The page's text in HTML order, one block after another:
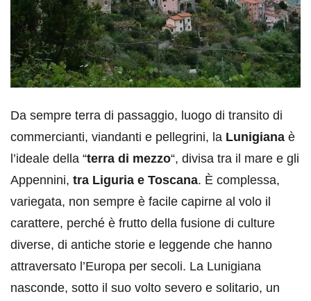
Da sempre terra di passaggio, luogo di transito di
commercianti, viandanti e pellegrini, la Lunigiana è
l’ideale della “terra di mezzo“, divisa tra il mare e gli
Appennini, tra Liguria e Toscana. È complessa,
variegata, non sempre è facile capirne al volo il
carattere, perché è frutto della fusione di culture
diverse, di antiche storie e leggende che hanno
attraversato l’Europa per secoli. La Lunigiana
nasconde, sotto il suo volto severo e solitario, un